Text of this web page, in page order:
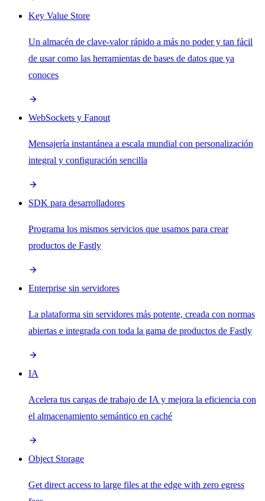
Key Value Store
Un almacén de clave-valor rápido a más no poder y tan fácil
de usar como las herramientas de bases de datos que ya
conoces
WebSockets y Fanout
Mensajería instantánea a escala mundial con personalización
integral y configuración sencilla
SDK para desarrolladores
Programa los mismos servicios que usamos para crear
productos de Fastly
Enterprise sin servidores
La plataforma sin servidores más potente, creada con normas
abiertas e integrada con toda la gama de productos de Fastly
IA
Acelera tus cargas de trabajo de IA y mejora la eficiencia con
el almacenamiento semántico en caché
Object Storage
Get direct access to large files at the edge with zero egress